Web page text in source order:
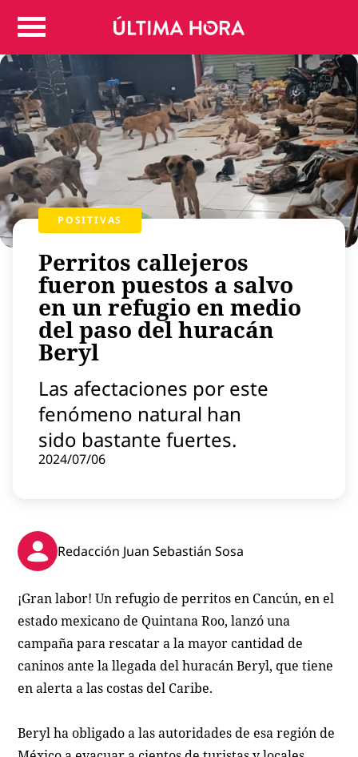
Colombia
Judicial
Politica
Regiones
Deportes
Positivas
Entretenimiento
Vida
Virales
Tecnología
Economía
Estilo de vida
Contenido patrocinado
Instagram
POSITIVAS
Perritos callejeros
fueron puestos a salvo
en un refugio en medio
del paso del huracán
Beryl
Las afectaciones por este
fenómeno natural han
sido bastante fuertes.
2024/07/06
Redacción Juan Sebastián Sosa
¡Gran labor! Un refugio de perritos en Cancún, en el
estado mexicano de Quintana Roo, lanzó una
campaña para rescatar a la mayor cantidad de
caninos ante la llegada del huracán Beryl, que tiene
en alerta a las costas del Caribe.
Beryl ha obligado a las autoridades de esa región de